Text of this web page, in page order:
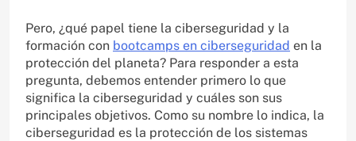
Pero, ¿qué papel tiene la ciberseguridad y la
formación con bootcamps en ciberseguridad en la
protección del planeta? Para responder a esta
pregunta, debemos entender primero lo que
significa la ciberseguridad y cuáles son sus
principales objetivos. Como su nombre lo indica, la
ciberseguridad es la protección de los sistemas